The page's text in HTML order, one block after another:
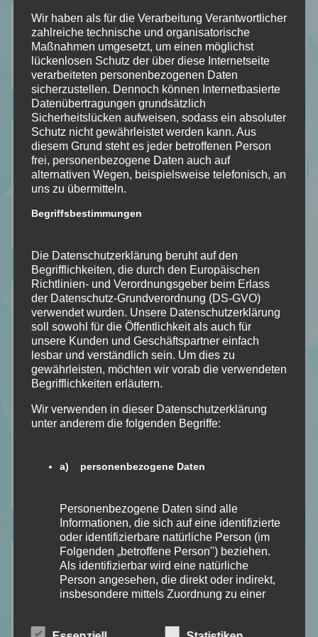
Folgt mir auf…
Folgt
mir
auf
Facebook
112
Folgt
mir
auf
Instagram
184
Folgt
mir
auf
Pinterest
18
Folgt
meinem
Blog
mit
2
Der Durchblick
Mein Stapel ungelesener Bücher [SuB]
Meine gelesenen Bücher!
Wer ist Calipa?
Kategorien
Allgemein
Bookish – Bingo
Einblick in meine Art
Gedankengänge
Literatur Orakel
Mit Humor genommen
Rezension
Aktuelle Beiträge
Lese – Liste für August 2026 [TBR]
Anathema von Keri Lake [Dark Fantasy]
Wir haben als für die Verarbeitung Verantwortlicher
zahlreiche technische und organisatorische
Maßnahmen umgesetzt, um einen möglichst
lückenlosen Schutz der über diese Internetseite
verarbeiteten personenbezogenen Daten
sicherzustellen. Dennoch können Internetbasierte
Datenübertragungen grundsätzlich
Sicherheitslücken aufweisen, sodass ein absoluter
Schutz nicht gewährleistet werden kann. Aus
diesem Grund steht es jeder betroffenen Person
frei, personenbezogene Daten auch auf
alternativen Wegen, beispielsweise telefonisch, an
uns zu übermitteln.
Begriffsbestimmungen
Die Datenschutzerklärung beruht auf den
Begrifflichkeiten, die durch den Europäischen
Richtlinien- und Verordnungsgeber beim Erlass
der Datenschutz-Grundverordnung (DS-GVO)
verwendet wurden. Unsere Datenschutzerklärung
soll sowohl für die Öffentlichkeit als auch für
unsere Kunden und Geschäftspartner einfach
lesbar und verständlich sein. Um dies zu
gewährleisten, möchten wir vorab die verwendeten
Begrifflichkeiten erläutern.
Wir verwenden in dieser Datenschutzerklärung
unter anderem die folgenden Begriffe:
a) personenbezogene Daten
Personenbezogene Daten sind alle
Informationen, die sich auf eine identifizierte
oder identifizierbare natürliche Person (im
Folgenden „betroffene Person") beziehen.
Als identifizierbar wird eine natürliche
Person angesehen, die direkt oder indirekt,
insbesondere mittels Zuordnung zu einer